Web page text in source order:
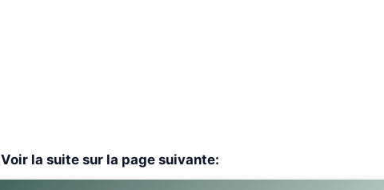
Voir la suite sur la page suivante: